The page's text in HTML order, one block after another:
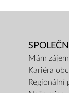
Mám
Kariéra
Regionální